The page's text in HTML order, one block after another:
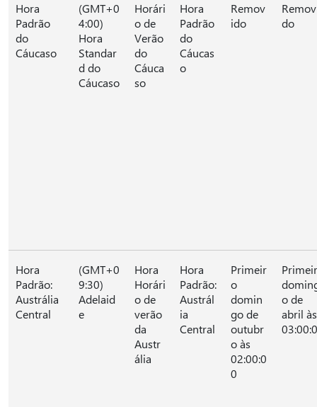
Hora
Padrão
do
Cáucaso
(GMT+0
4:00)
Hora
Standar
d do
Cáucaso
Horári
o de
Verão
do
Cáuca
so
Hora
Padrão
do
Cáucas
o
Remov
ido
do
Hora
Padrão:
Austrália
Central
(GMT+0
9:30)
Adelaid
e
Hora
Horári
o de
verão
da
Austr
ália
Hora
Padrão:
Austrál
ia
Central
Primeir
o
domin
go de
outubr
o às
02:00:0
0
o de
abril às